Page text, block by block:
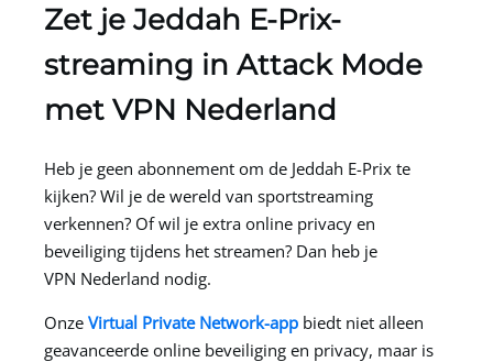
Zet je Jeddah E-Prix-
streaming in Attack Mode
met VPN Nederland
Heb je geen abonnement om de Jeddah E-Prix te
kijken? Wil je de wereld van sportstreaming
verkennen? Of wil je extra online privacy en
beveiliging tijdens het streamen? Dan heb je
VPN Nederland nodig.
Onze Virtual Private Network-app biedt niet alleen
geavanceerde online beveiliging en privacy, maar is